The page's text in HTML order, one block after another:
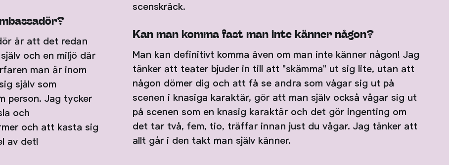
är att det redan
och en miljö där
man är inom
själv som
person. Jag tycker
och
och att kasta sig
av det!
scenskräck.
Kan man komma fast man inte känner någon?
Man kan definitivt komma även om man inte känner någon! Jag
tänker att teater bjuder in till att "skämma" ut sig lite, utan att
någon dömer dig och att få se andra som vågar sig ut på
scenen i knasiga karaktär, gör att man själv också vågar sig ut
på scenen som en knasig karaktär och det gör ingenting om
det tar två, fem, tio, träffar innan just du vågar. Jag tänker att
allt går i den takt man själv känner.